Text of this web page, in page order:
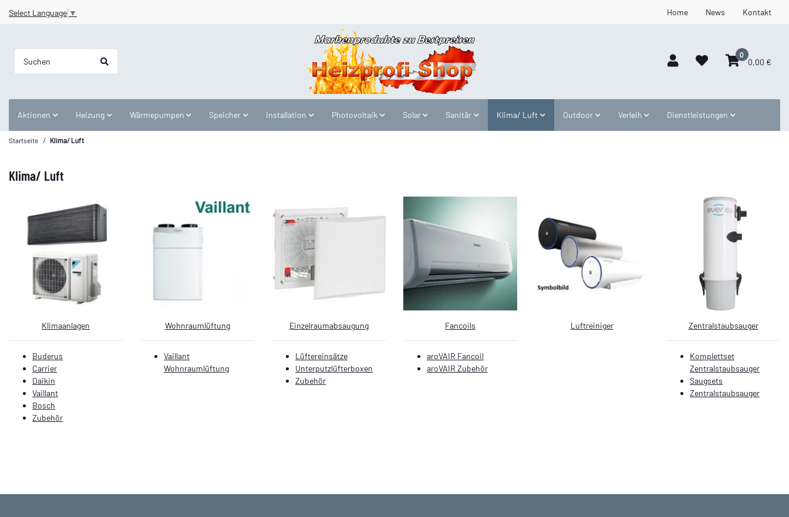
Home News Kontakt
Select Language ▼
0
0,00 €
Aktionen Heizung Wärmepumpen Speicher Installation Photovoltaik Solar Sanitär Klima/ Luft Outdoor Verleih Dienstleistungen
Startseite Klima/ Luft
Klima/ Luft
Klimaanlagen
Buderus
Carrier
Daikin
Vaillant
Bosch
Zubehör
Wohnraumlüftung
Vaillant
Wohnraumlüftung
Einzelraumabsaugung
Lüftereinsätze
Unterputzlüfterboxen
Zubehör
Fancoils
aroVAIR Fancoil
aroVAIR Zubehör
Luftreiniger Zentralstaubsauger
Komplettset
Zentralstaubsauger
Saugsets
Zentralstaubsauger